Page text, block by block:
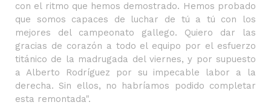
con el ritmo que hemos demostrado. Hemos probado
que somos capaces de luchar de tú a tú con los
mejores del campeonato gallego. Quiero dar las
gracias de corazón a todo el equipo por el esfuerzo
titánico de la madrugada del viernes, y por supuesto
a Alberto Rodríguez por su impecable labor a la
derecha. Sin ellos, no habríamos podido completar
esta remontada".